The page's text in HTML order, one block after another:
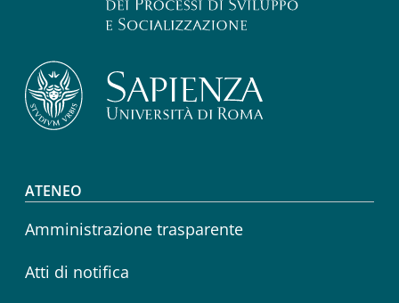
Footer menu
ATENEO
Amministrazione trasparente
Atti di notifica